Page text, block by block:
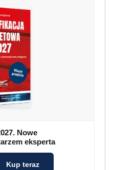
Nowe
eksperta
Kup teraz